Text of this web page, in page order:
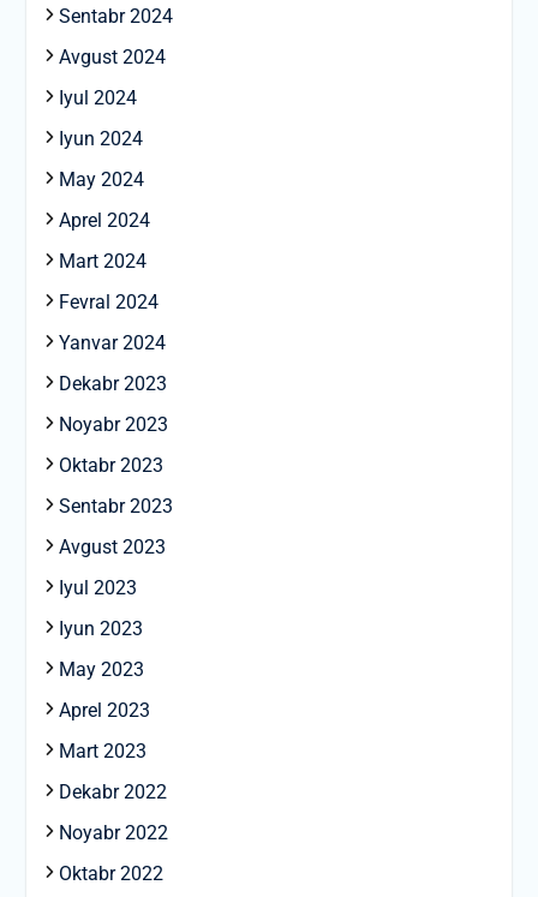
Sentabr 2024
Avgust 2024
Iyul 2024
Iyun 2024
May 2024
Aprel 2024
Mart 2024
Fevral 2024
Yanvar 2024
Dekabr 2023
Noyabr 2023
Oktabr 2023
Sentabr 2023
Avgust 2023
Iyul 2023
Iyun 2023
May 2023
Aprel 2023
Mart 2023
Dekabr 2022
Noyabr 2022
Oktabr 2022